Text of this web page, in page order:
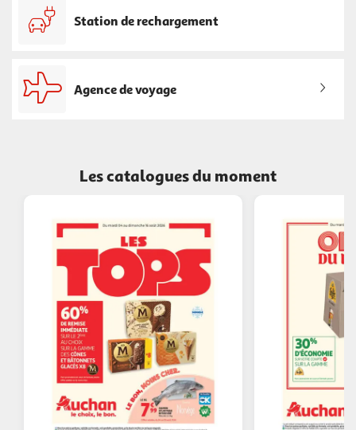
Station de rechargement
Agence de voyage
Les catalogues du moment